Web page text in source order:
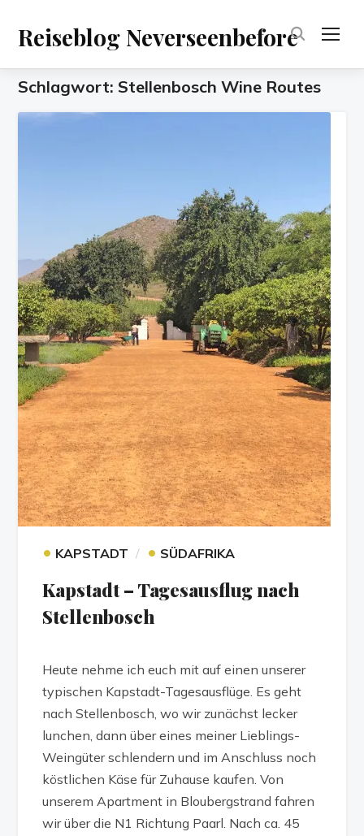
Reiseblog Neverseenbefore
Schlagwort: Stellenbosch Wine Routes
• KAPSTADT • SÜDAFRIKA
Kapstadt – Tagesausflug nach
Stellenbosch
Heute nehme ich euch mit auf einen unserer
typischen Kapstadt-Tagesausflüge. Es geht
nach Stellenbosch, wo wir zunächst lecker
lunchen, dann über eines meiner Lieblings-
Weingüter schlendern und im Anschluss noch
köstlichen Käse für Zuhause kaufen. Von
unserem Apartment in Bloubergstrand fahren
wir über die N1 Richtung Paarl. Nach ca. 45